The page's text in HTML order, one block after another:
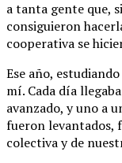
a tanta gente que,
consiguieron
cooperativa se
Ese año,
mí. Cada día
avanzado, y uno a
fueron levantados,
colectiva y de